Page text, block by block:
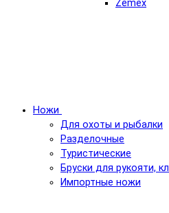
Zemex
Ножи
Для охоты и рыбалки
Разделочные
Туристические
Бруски для рукояти,
Импортные ножи